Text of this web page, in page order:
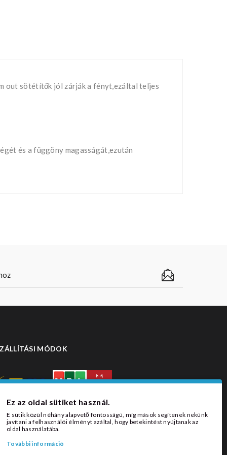
out sötétítők jól zárják a fényt,ezáltal teljes
és a függöny magasságát,ezután
MÓDOK
Ez az oldal sütiket használ.
E sütik közül néhány alapvető fontosságú, míg mások segítenek nekünk
javítani a felhasználói élményt azáltal, hogy betekintést nyújtanak az
oldal használatába.
További információ